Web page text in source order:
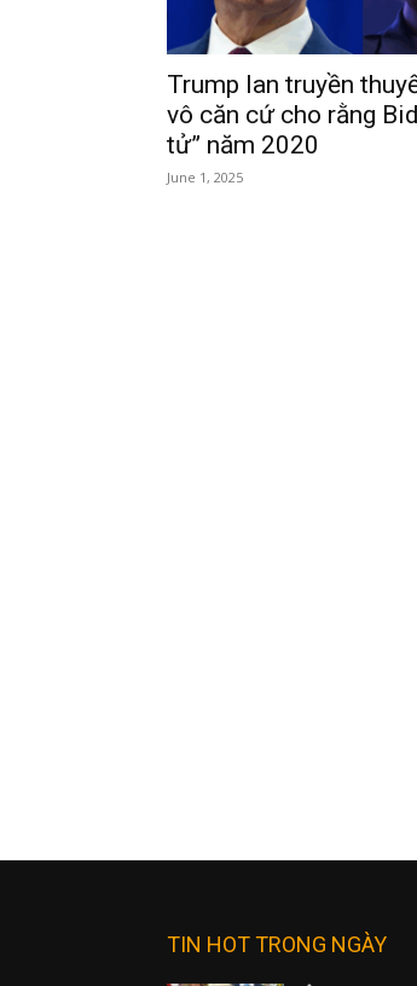
Trump lan truyền
vô căn cứ cho rằng
tử” năm 2020
June 1, 2025
TIN HOT TRONG NGÀY